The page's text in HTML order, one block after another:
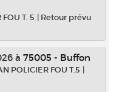
FOU T. 5 | Retour prévu
à 75005 - Buffon
POLICIER FOU T.5 |